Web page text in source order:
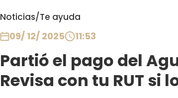
Noticias/Te ayuda
09/ 12/ 2025 11:53
Partió el pago del
Revisa con tu RUT si